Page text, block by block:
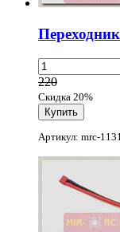
220
Скидка 20%
Артикул: mrc-